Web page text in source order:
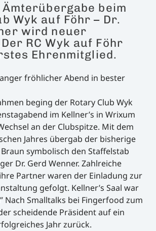
beim
Wyk auf Föhr – Dr.
wird neuer
RC Wyk auf Föhr
Ehrenmitglied.
fröhlicher Abend in bester
beging der Rotary Club Wyk
im Kellner’s in Wrixum
an der Clubspitze. Mit dem
Jahres übergab der bisherige
symbolisch den Staffelstab
Dr. Gerd Wenner. Zahlreiche
Partner waren der Einladung zur
gefolgt. Kellner’s Saal war
Nach Smalltalks bei Fingerfood zum
scheidende Präsident auf ein
Jahr zurück.